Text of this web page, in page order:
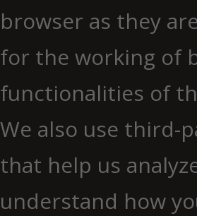
browser as they
for the working of
functionalities of
We also use third-
that help us
understand how